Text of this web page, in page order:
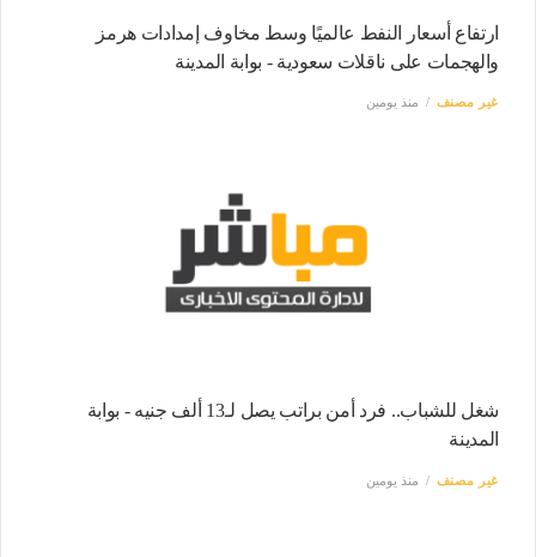
ارتفاع أسعار النفط عالميًا وسط مخاوف إمدادات هرمز
والهجمات على ناقلات سعودية - بوابة المدينة
غير مصنف منذ يومين
شغل للشباب.. فرد أمن براتب يصل لـ13 ألف جنيه - بوابة
المدينة
غير مصنف منذ يومين